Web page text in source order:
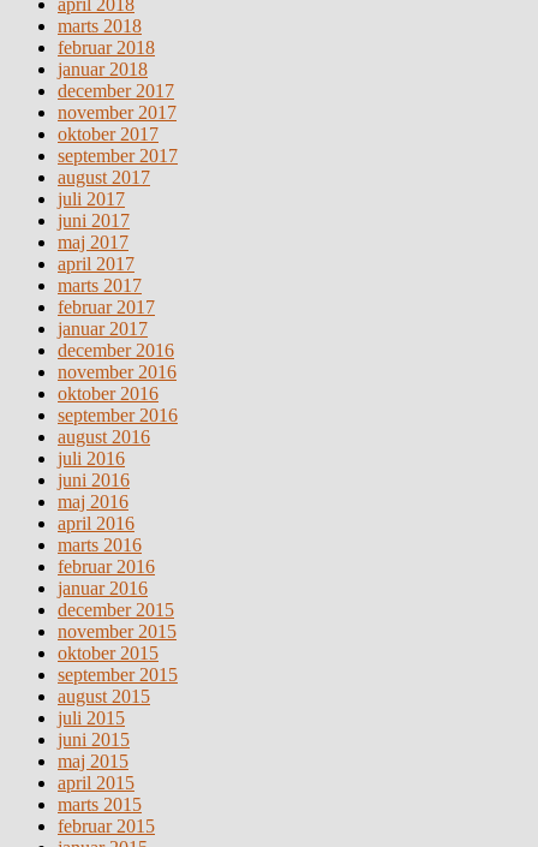
marts 2018
februar 2018
januar 2018
december 2017
november 2017
oktober 2017
september 2017
august 2017
juli 2017
juni 2017
maj 2017
april 2017
marts 2017
februar 2017
januar 2017
december 2016
november 2016
oktober 2016
september 2016
august 2016
juli 2016
juni 2016
maj 2016
april 2016
marts 2016
februar 2016
januar 2016
december 2015
november 2015
oktober 2015
september 2015
august 2015
juli 2015
juni 2015
maj 2015
april 2015
marts 2015
februar 2015